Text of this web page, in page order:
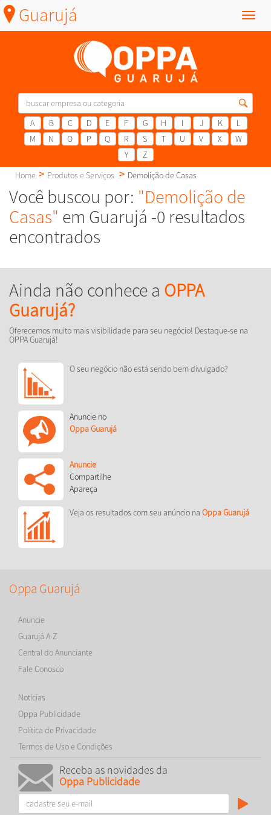
Menu
Guarujá
A B C D E F G H I J K
L
M
N O P Q R S T U V X
W
Y
Z
Home
Produtos e Serviços Demolição de Casas
Você buscou por: "Demolição de
Casas" em Guarujá -0 resultados
encontrados
Ainda não conhece a OPPA
Guarujá?
Oferecemos muito mais visibilidade para seu negócio! Destaque-se na
OPPA Guarujá!
O seu negócio não está sendo bem divulgado?
Anuncie no
Oppa Guarujá
Anuncie
Compartilhe
Apareça
Veja os resultados com seu anúncio na Oppa Guarujá
Oppa Guarujá
Anuncie
Guarujá A-Z
Central do Anunciante
Fale Conosco
Notícias
Oppa Publicidade
Política de Privacidade
Termos de Uso e Condições
Receba as novidades da
Oppa Publicidade